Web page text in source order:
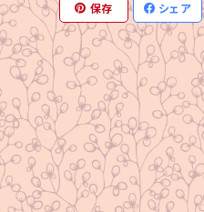
保存 シェア